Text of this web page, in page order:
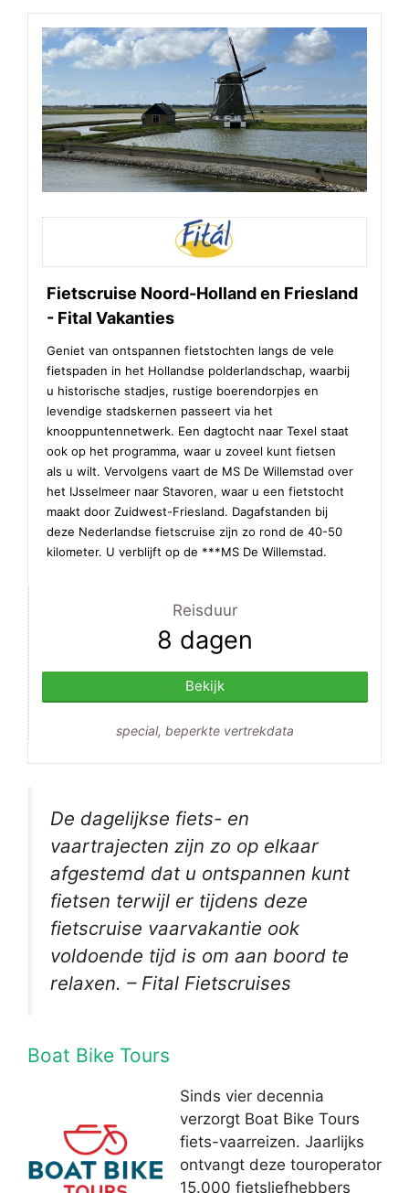
Fietscruise Noord-Holland en Friesland
- Fital Vakanties
Geniet van ontspannen fietstochten langs de vele
fietspaden in het Hollandse polderlandschap, waarbij
u historische stadjes, rustige boerendorpjes en
levendige stadskernen passeert via het
knooppuntennetwerk. Een dagtocht naar Texel staat
ook op het programma, waar u zoveel kunt fietsen
als u wilt. Vervolgens vaart de MS De Willemstad over
het IJsselmeer naar Stavoren, waar u een fietstocht
maakt door Zuidwest-Friesland. Dagafstanden bij
deze Nederlandse fietscruise zijn zo rond de 40-50
kilometer. U verblijft op de ***MS De Willemstad.
Reisduur
8 dagen
Bekijk
special, beperkte vertrekdata
De dagelijkse fiets- en
vaartrajecten zijn zo op elkaar
afgestemd dat u ontspannen kunt
fietsen terwijl er tijdens deze
fietscruise vaarvakantie ook
voldoende tijd is om aan boord te
relaxen. – Fital Fietscruises
Boat Bike Tours
Sinds vier decennia
verzorgt Boat Bike Tours
fiets-vaarreizen. Jaarlijks
ontvangt deze touroperator
15.000 fietsliefhebbers